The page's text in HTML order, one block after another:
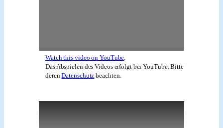
Watch this video on YouTube
Das Abspielen des Videos erfolgt bei YouTube. Bitte
derenDatenschutz beachten.